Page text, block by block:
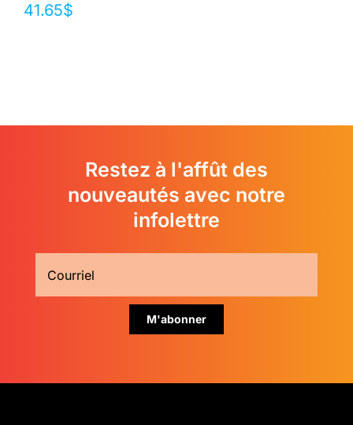
41.65$
Restez à l'affût des
nouveautés avec notre
infolettre